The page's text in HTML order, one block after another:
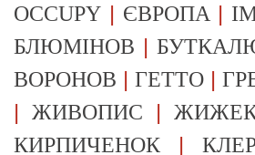
OCCUPY | ЄВРОПА |
БЛЮМІНОВ |
ВОРОНОВ |ГЕТТО |
|ЖИВОПИС |
КИРПИЧЕНОК |